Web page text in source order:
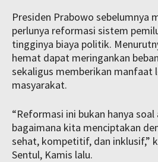
Presiden Prabowo sebelumnya
perlunya reformasi sistem
tingginya biaya politik.
hemat dapat meringankan
sekaligus memberikan manfaat
masyarakat.
“Reformasi ini bukan hanya
bagaimana kita menciptakan
sehat, kompetitif, dan inklusif,”
Sentul, Kamis lalu.